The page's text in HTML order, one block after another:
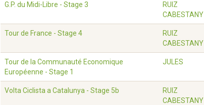
G.P. du Midi-Libre - Stage 3
RUIZ
CABESTANY
Tour de France - Stage 4
RUIZ
CABESTANY
Tour de la Communauté Economique
Européenne - Stage 1
JULES
Volta Ciclista a Catalunya - Stage 5b
RUIZ
CABESTANY